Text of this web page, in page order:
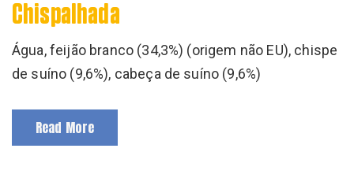
Chispalhada
Água, feijão branco (34,3%) (origem não EU), chispe
de suíno (9,6%), cabeça de suíno (9,6%)
Read More